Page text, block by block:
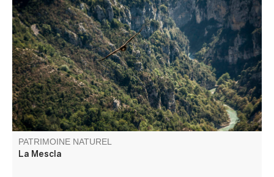
La Mescla (le mélange en Occitan) est le point où le
Verdon et son affluent l'Artuby se rencontrent.
PATRIMOINE NATUREL
La Mescla